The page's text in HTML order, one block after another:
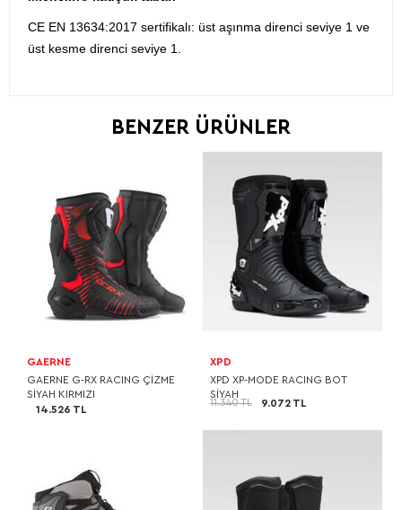
CE EN 13634:2017 sertifikalı: üst aşınma direnci seviye 1 ve
üst kesme direnci seviye 1.
BENZER ÜRÜNLER
GAERNE
GAERNE G-RX RACING ÇİZME
SİYAH KIRMIZI
14.526 TL
XPD
XPD XP-MODE RACING BOT
SİYAH
11.340 TL 9.072 TL